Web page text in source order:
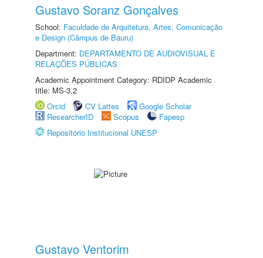
Gustavo Soranz Gonçalves
School: Faculdade de Arquitetura, Artes, Comunicação
e Design (Câmpus de Bauru)
Department: DEPARTAMENTO DE AUDIOVISUAL E
RELAÇÕES PÚBLICAS
Academic Appointment Category: RDIDP Academic
title: MS-3.2
Orcid
CV Lattes
Google Scholar
ResearcherID
Scopus
Fapesp
Repositório Institucional UNESP
Gustavo Ventorim